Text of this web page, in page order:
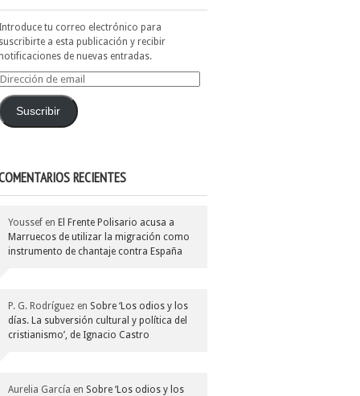
tu correo electrónico para
a esta publicación y recibir
de nuevas entradas.
Suscribir
RECIENTES
Youssef en El Frente Polisario acusa a
Marruecos de utilizar la migración como
instrumento de chantaje contra España
P. G. Rodríguez en Sobre ‘Los odios y los
días. La subversión cultural y política del
cristianismo’, de Ignacio Castro
Aurelia García en Sobre ‘Los odios y los